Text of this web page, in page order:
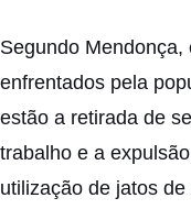
Segundo
enfrentados pela
estão a retirada de
trabalho e a
utilização de jatos